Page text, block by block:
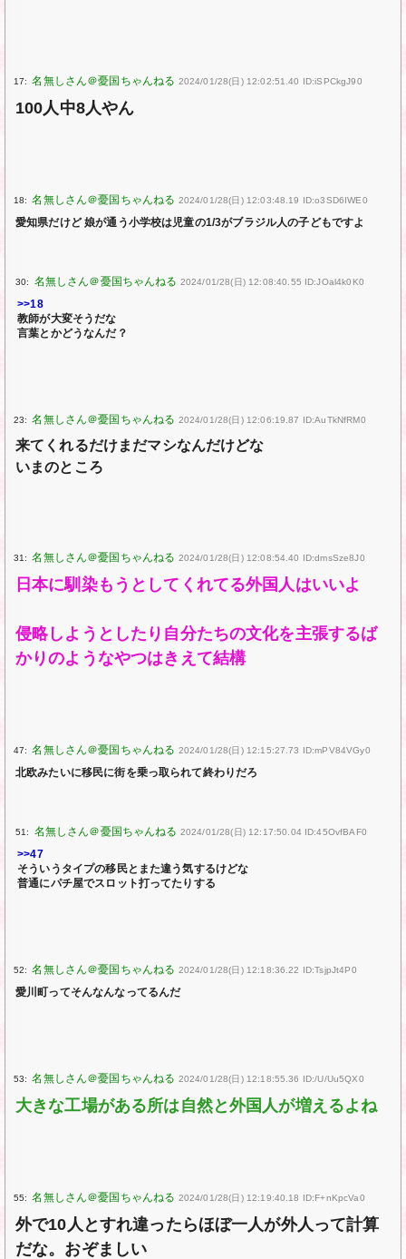
17: 2024/01/28(日) 12:02:51.40 ID:iSPCkgJ90
100人中8人やん
18: 2024/01/28(日) 12:03:48.19 ID:o3SD6IWE0
愛知県だけど 娘が通う小学校は児童の1/3がブラジル人の子どもですよ
30: 2024/01/28(日) 12:08:40.55 ID:JOal4k0K0
>>18
教師が大変そうだな
言葉とかどうなんだ？
23: 2024/01/28(日) 12:06:19.87 ID:AuTkNfRM0
来てくれるだけまだマシなんだけどな
いまのところ
31: 2024/01/28(日) 12:08:54.40 ID:dmsSze8J0
日本に馴染もうとしてくれてる外国人はいいよ
侵略しようとしたり自分たちの文化を主張するば
かりのようなやつはきえて結構
47: 2024/01/28(日) 12:15:27.73 ID:mPV84VGy0
北欧みたいに移民に街を乗っ取られて終わりだろ
51: 2024/01/28(日) 12:17:50.04 ID:45OvfBAF0
>>47
そういうタイプの移民とまた違う気するけどな
普通にパチ屋でスロット打ってたりする
52: 2024/01/28(日) 12:18:36.22 ID:TsjpJt4P0
愛川町ってそんなんなってるんだ
53: 2024/01/28(日) 12:18:55.36 ID:/U/Uu5QX0
大きな工場がある所は自然と外国人が増えるよね
55: 2024/01/28(日) 12:19:40.18 ID:F+nKpcVa0
外で10人とすれ違ったらほぼ一人が外人って計算
だな。おぞましい